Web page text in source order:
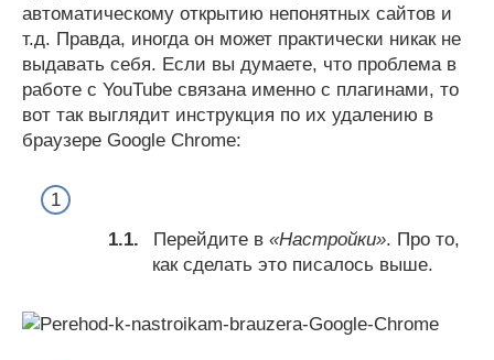
автоматическому открытию непонятных сайтов и
т.д. Правда, иногда он может практически никак не
выдавать себя. Если вы думаете, что проблема в
работе с YouTube связана именно с плагинами, то
вот так выглядит инструкция по их удалению в
браузере Google Chrome:
Перейдите в «Настройки». Про то,
как сделать это писалось выше.